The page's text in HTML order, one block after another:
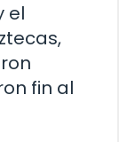
el
fin al